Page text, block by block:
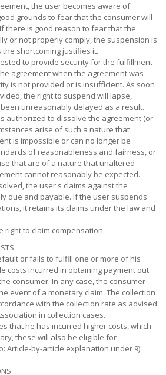
the user becomes aware of
grounds to fear that the consumer will
there is good reason to fear that the
or not properly comply, the suspension is
shortcoming justifies it.
to provide security for the fulfillment
agreement when the agreement was
is not provided or is insufficient. As soon
the right to suspend will lapse,
unreasonably delayed as a result.
authorized to dissolve the agreement (or
arise of such a nature that
is impossible or can no longer be
of reasonableness and fairness, or
that are of a nature that unaltered
cannot reasonably be expected.
the user's claims against the
due and payable. If the user suspends
it retains its claims under the law and
right to claim compensation.
or fails to fulfill one or more of his
costs incurred in obtaining payment out
consumer. In any case, the consumer
event of a monetary claim. The collection
with the collection rate as advised
in collection cases.
that he has incurred higher costs, which
these will also be eligible for
Article-by-article explanation under 9).